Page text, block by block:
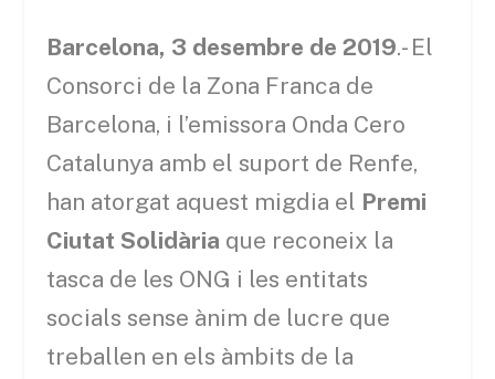
Barcelona, 3 desembre de 2019.- El
Consorci de la Zona Franca de
Barcelona, i l’emissora Onda Cero
Catalunya amb el suport de Renfe,
han atorgat aquest migdia el Premi
Ciutat Solidària que reconeix la
tasca de les ONG i les entitats
socials sense ànim de lucre que
treballen en els àmbits de la